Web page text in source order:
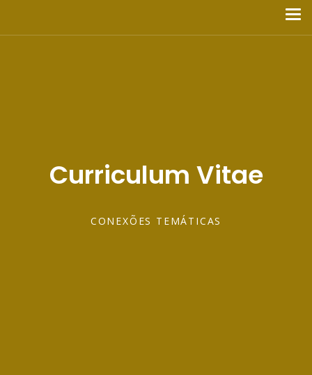
Curriculum Vitae
CONEXÕES TEMÁTICAS